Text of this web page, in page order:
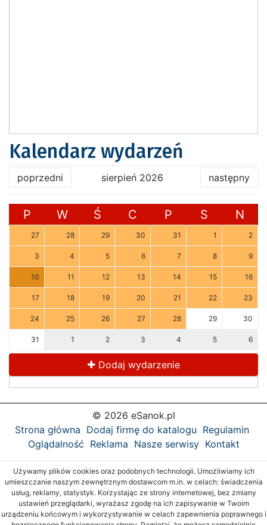
Kalendarz wydarzeń
poprzedni sierpień 2026 następny
P W Ś C P S N
27 28 29 30 31 1 2
3 4 5 6 7 8 9
10 11 12 13 14 15 16
17 18 19 20 21 22 23
24 25 26 27 28 29 30
31 1 2 3 4 5 6
Dodaj wydarzenie
© 2026 eSanok.pl
Strona główna Dodaj firmę do katalogu Regulamin
Oglądalność Reklama Nasze serwisy Kontakt
Używamy plików cookies oraz podobnych technologii. Umożliwiamy ich
umieszczanie naszym zewnętrznym dostawcom m.in. w celach: świadczenia
usług, reklamy, statystyk. Korzystając ze strony internetowej, bez zmiany
ustawień przeglądarki, wyrażasz zgodę na ich zapisywanie w Twoim
urządzeniu końcowym i wykorzystywanie w celach zapewnienia poprawnego i